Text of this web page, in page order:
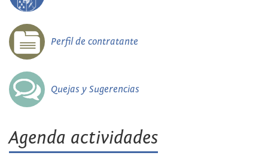
Perfil de contratante
Quejas y Sugerencias
Agenda actividades